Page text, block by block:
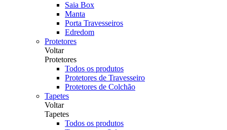
Saia Box
Manta
Porta Travesseiros
Edredom
Protetores
Voltar
Protetores
Todos os produtos
Protetores de Travesseiro
Protetores de Colchão
Tapetes
Voltar
Tapetes
Todos os produtos